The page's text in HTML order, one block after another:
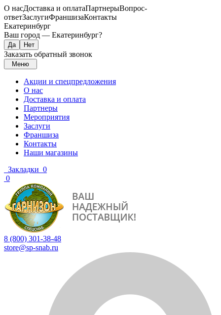
О насДоставка и оплатаПартнерыВопрос-
ответЗаслугиФраншизаКонтакты
Екатеринбург
Ваш город — Екатеринбург?
Заказать обратный звонок
Меню
Акции и спецпредложения
О нас
Доставка и оплата
Партнеры
Мероприятия
Заслуги
Франшиза
Контакты
Наши магазины
Закладки 0
0
8 (800) 301-38-48
store@sp-snab.ru